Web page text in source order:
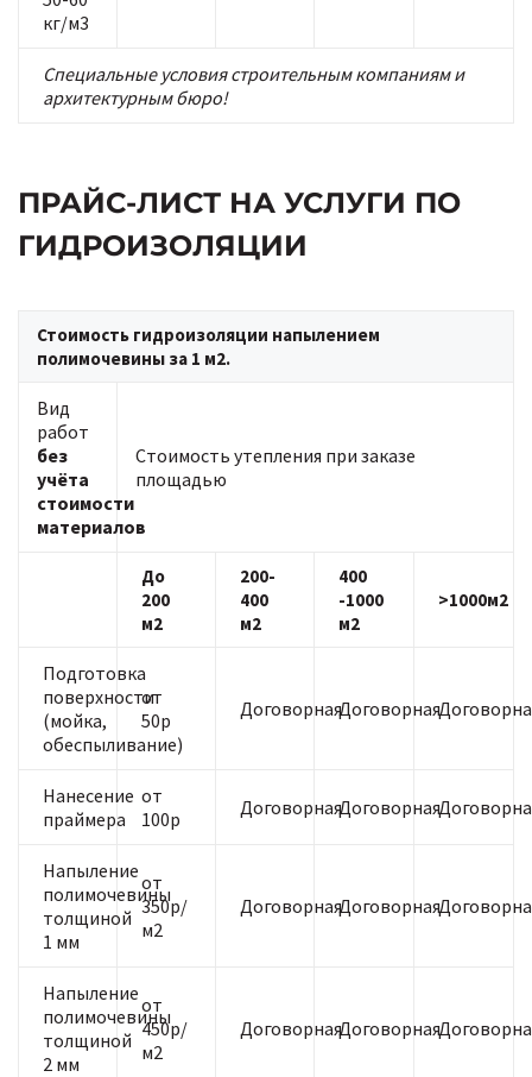
кг/м3
Специальные условия строительным компаниям и
архитектурным бюро!
ПРАЙС-ЛИСТ НА УСЛУГИ ПО
ГИДРОИЗОЛЯЦИИ
Стоимость гидроизоляции напылением
полимочевины за 1 м2.
Вид
работ
без
учёта
стоимости
материалов
Стоимость утепления при заказе
площадью
До
200
м2
200-
400
м2
400
-1000
м2
>1000м2
Подготовка
поверхности
(мойка,
обеспыливание)
от
50р
ДоговорнаяДоговорная
Нанесение
праймера
от
100р
ДоговорнаяДоговорная
Напыление
полимочевины
толщиной
1 мм
от
350р/
м2
ДоговорнаяДоговорная
Напыление
полимочевины
толщиной
2 мм
от
450р/
м2
ДоговорнаяДоговорная